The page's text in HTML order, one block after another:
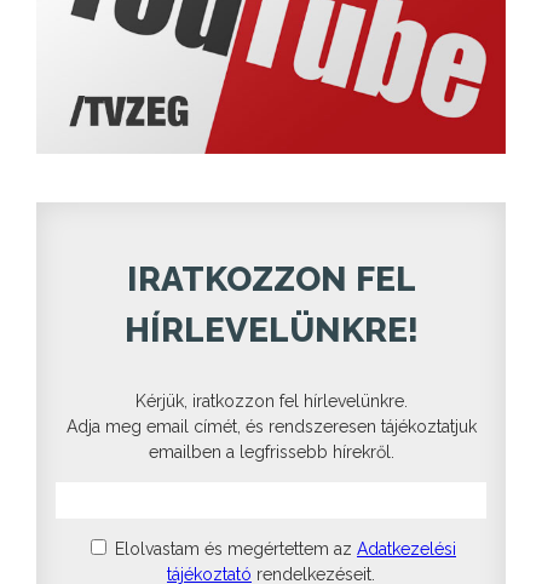
IRATKOZZON FEL
HÍRLEVELÜNKRE!
Kérjük, iratkozzon fel hírlevelünkre.
Adja meg email címét, és rendszeresen tájékoztatjuk
emailben a legfrissebb hírekről.
Elolvastam és megértettem az Adatkezelési
tájékoztató rendelkezéseit.